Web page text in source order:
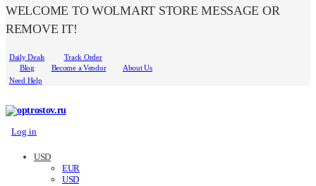
WELCOME TO WOLMART STORE MESSAGE OR
REMOVE IT!
Daily Deals
Track Order
Blog
Become a Vendor
About Us
Need Help
Log in
USD
EUR
USD